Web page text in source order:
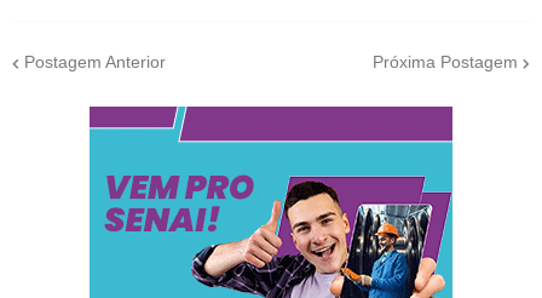
Postagem Anterior Próxima Postagem